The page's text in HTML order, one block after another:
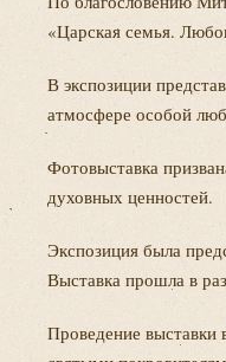
«Царская семья.
В экспозиции
атмосфере особой
Фотовыставка
духовных ценностей.
Экспозиция была
Выставка прошла в
Проведение выставки